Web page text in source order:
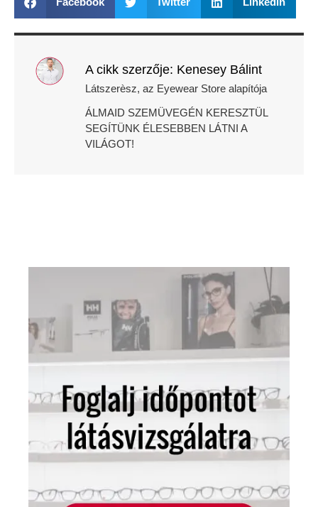
A cikk szerzője: Kenesey Bálint
Látszerèsz, az Eyewear Store alapítója
ÁLMAID SZEMÜVEGÉN KERESZTÜL
SEGÍTÜNK ÉLESEBBEN LÁTNI A
VILÁGOT!